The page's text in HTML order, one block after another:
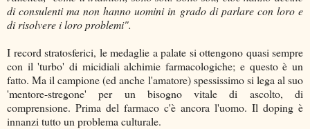
di consulenti ma non hanno uomini in grado di parlare con loro e
di risolvere i loro problemi".
I record stratosferici, le medaglie a palate si ottengono quasi sempre
con il 'turbo' di micidiali alchimie farmacologiche; e questo è un
fatto. Ma il campione (ed anche l'amatore) spessissimo si lega al suo
'mentore-stregone' per un bisogno vitale di ascolto, di
comprensione. Prima del farmaco c'è ancora l'uomo. Il doping è
innanzi tutto un problema culturale.